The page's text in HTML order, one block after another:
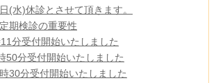
(水)休診とさせて頂きます。
期検診の重要性
分受付開始いたしました
50分受付開始いたしました
30分受付開始いたしました